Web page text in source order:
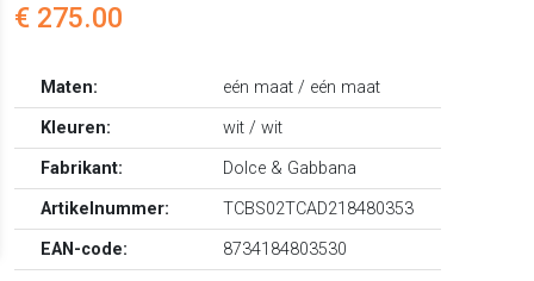
€ 275.00
Maten:
eén maat / eén maat
Kleuren:
wit / wit
Fabrikant:
Dolce & Gabbana
Artikelnummer:
TCBS02TCAD218480353
EAN-code:
8734184803530